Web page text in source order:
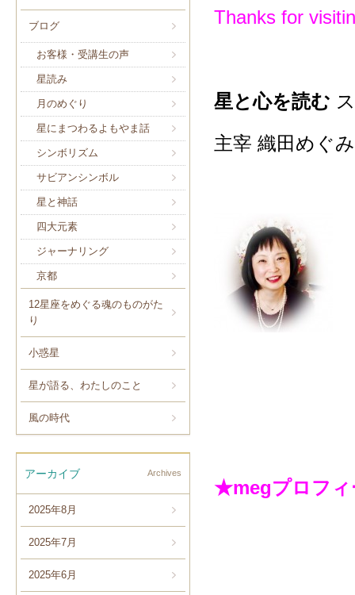
ブログ
お客様・受講生の声
星読み
月のめぐり
星にまつわるよもやま話
シンボリズム
サビアンシンボル
星と神話
四大元素
ジャーナリング
京都
12星座をめぐる魂のものがた
り
小惑星
星が語る、わたしのこと
風の時代
アーカイブ Archives
2025年8月
2025年7月
2025年6月
Thanks for
星と心を読む
主宰 織田めぐ
★megプロフ